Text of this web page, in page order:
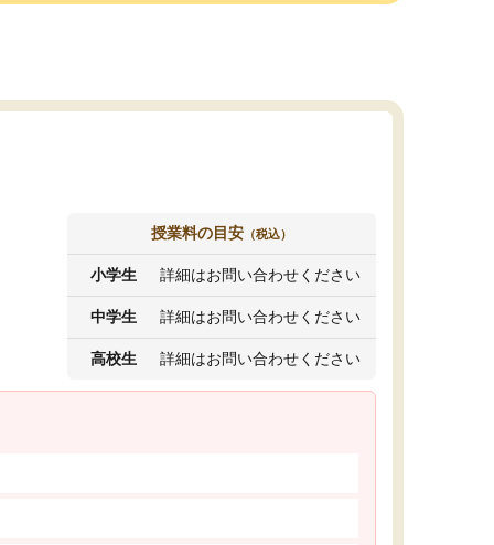
授業料の目安 （税込）
小学生 詳細はお問い合わせください
中学生 詳細はお問い合わせください
高校生 詳細はお問い合わせください